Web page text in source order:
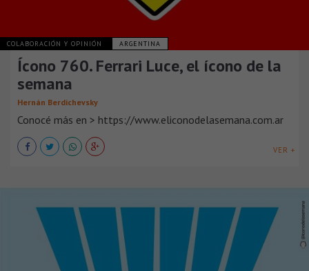
COLABORACIÓN Y OPINIÓN ARGENTINA
Ícono 760. Ferrari Luce, el ícono de la
semana
Hernán Berdichevsky
Conocé más en > https://www.eliconodelasemana.com.ar
VER +